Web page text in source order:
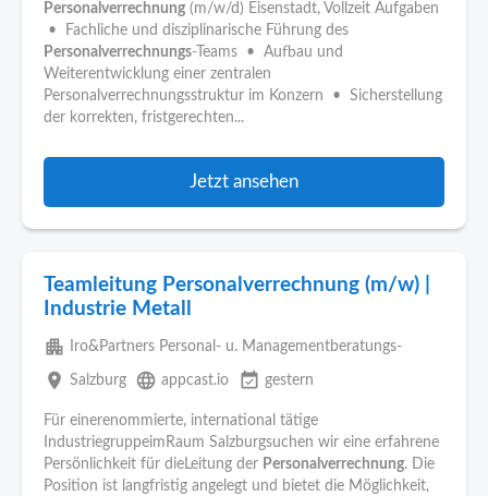
Personalverrechnung (m/w/d) Eisenstadt, Vollzeit Aufgaben
• Fachliche und disziplinarische Führung des
Personalverrechnungs-Teams • Aufbau und
Weiterentwicklung einer zentralen
Personalverrechnungsstruktur im Konzern • Sicherstellung
der korrekten, fristgerechten...
Jetzt ansehen
Teamleitung Personalverrechnung (m/w) |
Industrie Metall
apartment Iro&Partners Personal- u. Managementberatungs-
place Salzburg language appcast.io event_available gestern
Für einerenommierte, international tätige
IndustriegruppeimRaum Salzburgsuchen wir eine erfahrene
Persönlichkeit für dieLeitung der Personalverrechnung. Die
Position ist langfristig angelegt und bietet die Möglichkeit,